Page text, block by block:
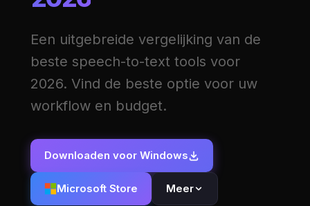
Een uitgebreide vergelijking van de
beste speech-to-text tools voor
2026. Vind de beste optie voor uw
workflow en budget.
Downloaden voor Windows
Microsoft Store Meer